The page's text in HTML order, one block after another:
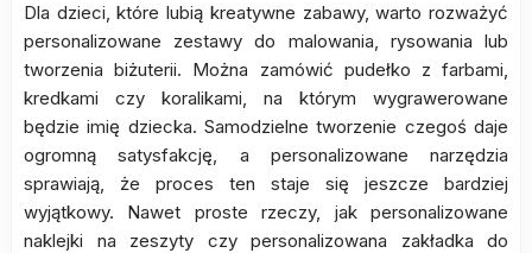
Dla dzieci, które lubią kreatywne zabawy, warto rozważyć
personalizowane zestawy do malowania, rysowania lub
tworzenia biżuterii. Można zamówić pudełko z farbami,
kredkami czy koralikami, na którym wygrawerowane
będzie imię dziecka. Samodzielne tworzenie czegoś daje
ogromną satysfakcję, a personalizowane narzędzia
sprawiają, że proces ten staje się jeszcze bardziej
wyjątkowy. Nawet proste rzeczy, jak personalizowane
naklejki na zeszyty czy personalizowana zakładka do